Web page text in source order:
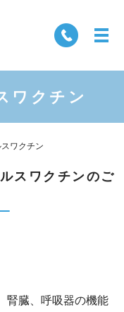
ワクチン
ワクチン
スワクチンのご
、呼吸器の機能